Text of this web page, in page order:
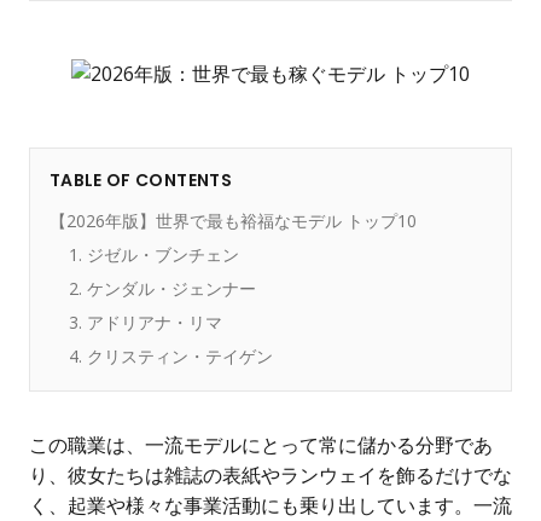
TABLE OF CONTENTS
【2026年版】世界で最も裕福なモデル トップ10
1. ジゼル・ブンチェン
2. ケンダル・ジェンナー
3. アドリアナ・リマ
4. クリスティン・テイゲン
この職業は、一流モデルにとって常に儲かる分野であ
り、彼女たちは雑誌の表紙やランウェイを飾るだけでな
く、起業や様々な事業活動にも乗り出しています。一流